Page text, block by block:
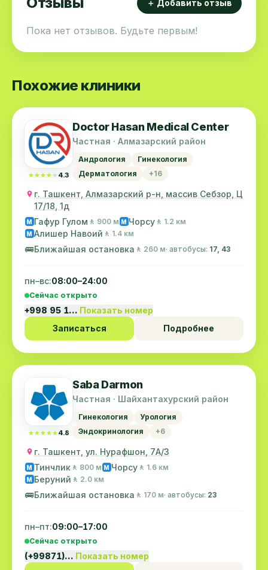
＋ Добавить отзыв
Пока нет отзывов. Будьте первым!
Похожие клиники
★★★★★
★★★★★ 4.3
Doctor Hasan Medical Center
Частная · Алмазарский район
Андрология
Гинекология
Дерматология
+16
г. Ташкент, Алмазарский р-н, массив Себзор, Ц
17/18, 1д
M Гафур Гулом 🚶 900 м M Чорсу 🚶 1.2 км
M Алишер Навоий 🚶 1.4 км
🚌Ближайшая остановка 🚶 260 м· автобусы: 17, 43
пн–вс:08:00–24:00
Сейчас открыто
+998 95 1… Показать номер
Записаться
Подробнее
★★★★★
★★★★★ 4.8
Saba Darmon
Частная · Шайхантахурский район
Гинекология
Урология
Эндокринология
+6
г. Ташкент, ул. Нурафшон, 7А/3
M Тинчлик 🚶 800 м M Чорсу 🚶 1.6 км
M Беруний 🚶 2.0 км
🚌Ближайшая остановка 🚶 170 м· автобусы: 23
пн–пт:09:00–17:00
Сейчас открыто
(+99871)… Показать номер